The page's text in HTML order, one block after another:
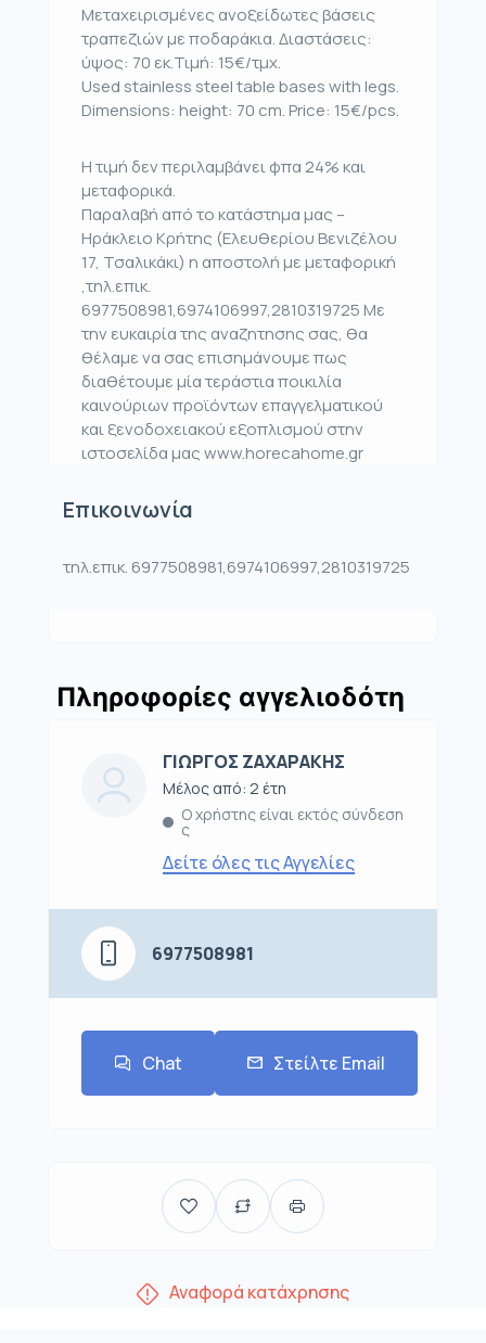
Μεταχειρισμένες ανοξείδωτες βάσεις
τραπεζιών με ποδαράκια. Διαστάσεις:
ύψος: 70 εκ.Τιμή: 15€/τμχ.
Used stainless steel table bases with legs.
Dimensions: height: 70 cm. Price: 15€/pcs.
Η τιμή δεν περιλαμβάνει φπα 24% και
μεταφορικά.
Παραλαβή από το κατάστημα μας –
Ηράκλειο Κρήτης (Ελευθερίου Βενιζέλου
17, Τσαλικάκι) η αποστολή με μεταφορική
,τηλ.επικ.
6977508981,6974106997,2810319725 Με
την ευκαιρία της αναζητησης σας, θα
θέλαμε να σας επισημάνουμε πως
διαθέτουμε μία τεράστια ποικιλία
καινούριων προϊόντων επαγγελματικού
και ξενοδοχειακού εξοπλισμού στην
ιστοσελίδα μας www.horecahome.gr
Επικοινωνία
τηλ.επικ. 6977508981,6974106997,2810319725
Πληροφορίες αγγελιοδότη
ΓΙΩΡΓΟΣ ΖΑΧΑΡΑΚΗΣ
Μέλος από: 2 έτη
Ο χρήστης είναι εκτός σύνδεση
ς
Δείτε όλες τις Αγγελίες
6977508981
Chat Στείλτε Email
Αναφορά κατάχρησης